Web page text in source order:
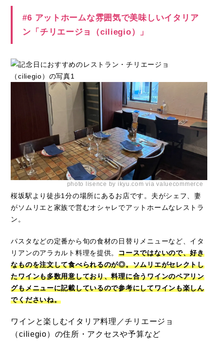
#6 アットホームな雰囲気で美味しいイタリア
ン「チリエージョ（ciliegio）」
photo lisence by ikyu.com via valuecommerce
桜坂駅より徒歩1分の場所にあるお店です。夫がシェフ、妻
がソムリエと家族で営むオシャレでアットホームなレストラ
ン。
パスタなどの定番から旬の食材の日替りメニューなど、イタ
リアンのアラカルト料理を提供。コースではないので、好き
なものを注文して食べられるのが◎。ソムリエがセレクトし
たワインも多数用意しており、料理に合うワインのペアリン
グもメニューに記載しているので参考にしてワインも楽しん
でくださいね。
ワインと楽しむイタリア料理／チリエージョ
（ciliegio）の住所・アクセスや予算など